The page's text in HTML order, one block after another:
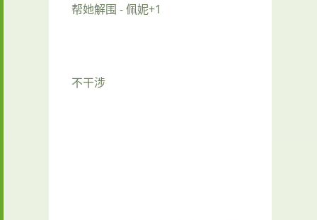
帮她解围 - 佩妮+1
不干涉